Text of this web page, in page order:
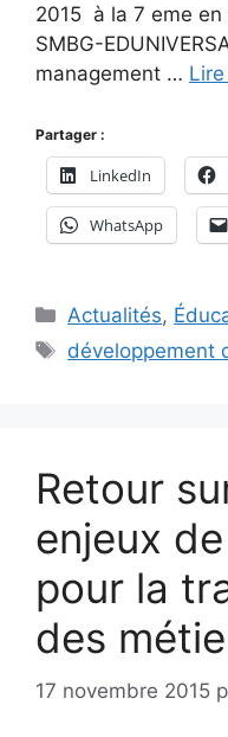
2015 à la 7 eme
SMBG-
management …
Partager :
LinkedIn
WhatsApp
Catégories
Actualités,
Étiquettes
développement
Retour
enjeux
pour la
des
17 novembre 2015